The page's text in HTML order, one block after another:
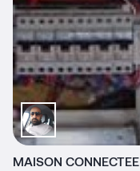
MAISON CONNECTEE